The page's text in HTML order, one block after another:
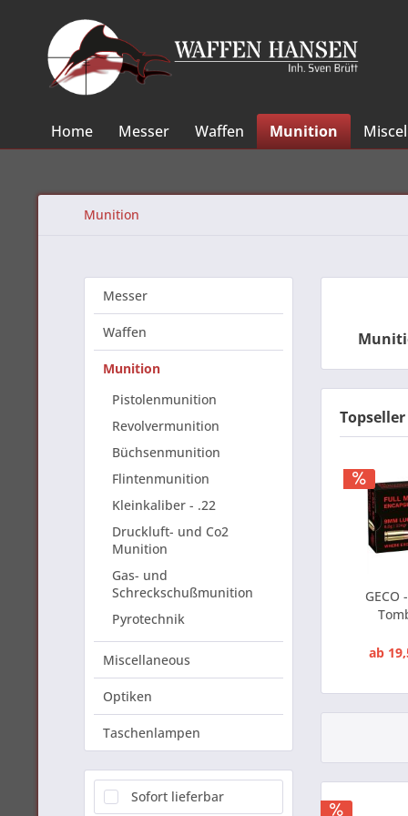
Home Messer Waffen Munition
Munition
Messer
Waffen
Munition
Pistolenmunition
Revolvermunition
Büchsenmunition
Flintenmunition
Kleinkaliber - .22
Druckluft- und Co2
Munition
Gas- und
Schreckschußmunition
Pyrotechnik
Miscellaneous
Optiken
Taschenlampen
Sofort lieferbar
M
Topseller
GECO
ab